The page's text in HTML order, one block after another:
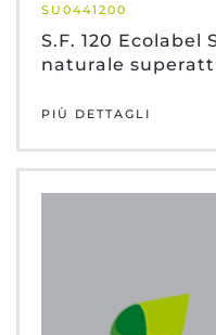
SU0441200
S.F. 120 Ecolabel
naturale
PIÙ DETTAGLI